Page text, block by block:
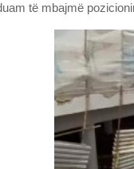
të mbajmë